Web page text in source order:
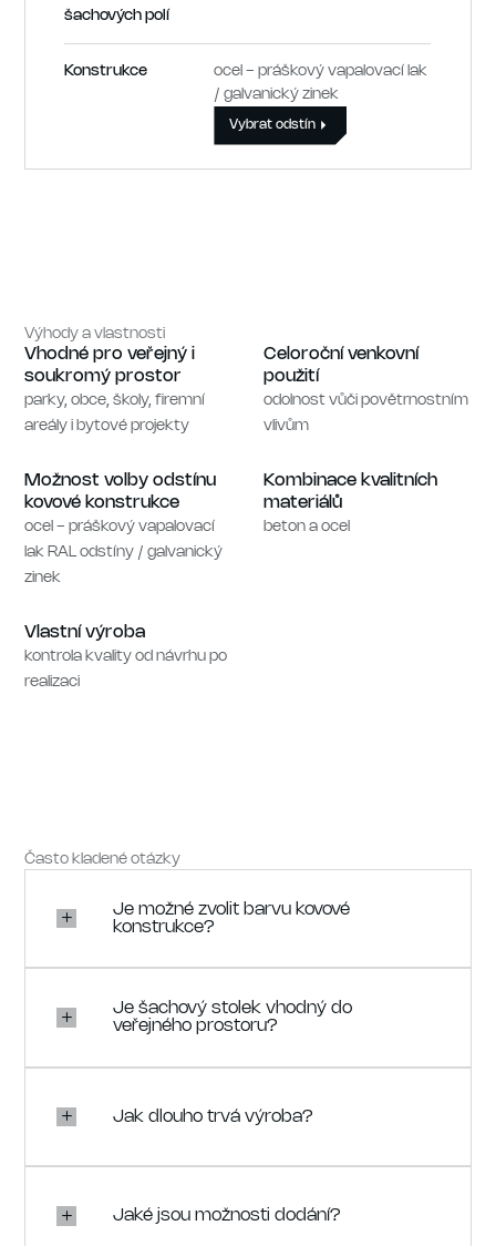
šachových polí
Konstrukce
ocel - práškový vapalovací lak
/ galvanický zinek
Vybrat odstín
Výhody a vlastnosti
Vhodné pro veřejný i
soukromý prostor
parky, obce, školy, firemní
areály i bytové projekty
Celoroční venkovní
použití
odolnost vůči povětrnostním
vlivům
Možnost volby odstínu
kovové konstrukce
ocel - práškový vapalovací
lak RAL odstíny / galvanický
zinek
Kombinace kvalitních
materiálů
beton a ocel
Vlastní výroba
kontrola kvality od návrhu po
realizaci
Často kladené otázky
Je možné zvolit barvu kovové
konstrukce?
Je šachový stolek vhodný do
veřejného prostoru?
Jak dlouho trvá výroba?
Jaké jsou možnosti dodání?